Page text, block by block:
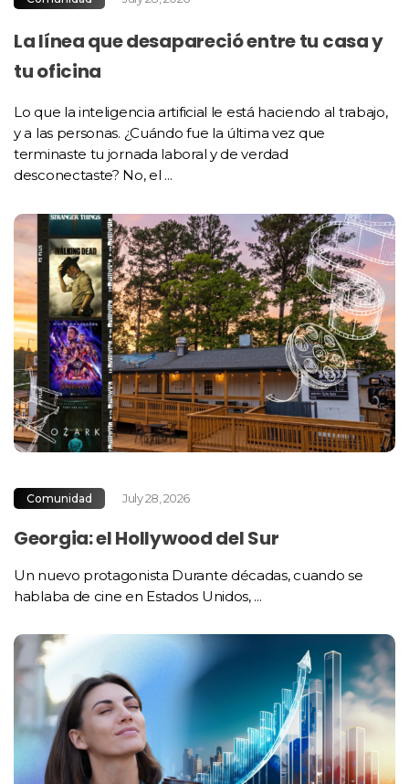
La línea que desapareció entre tu casa y
tu oficina
Lo que la inteligencia artificial le está haciendo al trabajo,
y a las personas. ¿Cuándo fue la última vez que
terminaste tu jornada laboral y de verdad
desconectaste? No, el ...
Comunidad July 28, 2026
Georgia: el Hollywood del Sur
Un nuevo protagonista Durante décadas, cuando se
hablaba de cine en Estados Unidos, ...